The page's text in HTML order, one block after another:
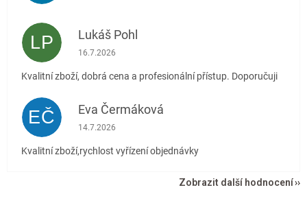
LP Lukáš Pohl
Hodnocení obchodu je 5 z 5 hvězdiček.
16.7.2026
Kvalitní zboží, dobrá cena a profesionální přístup. Doporučuji
EČ Eva Čermáková
Hodnocení obchodu je 5 z 5 hvězdiček.
14.7.2026
Kvalitní zboží,rychlost vyřízení objednávky
Zobrazit další hodnocení